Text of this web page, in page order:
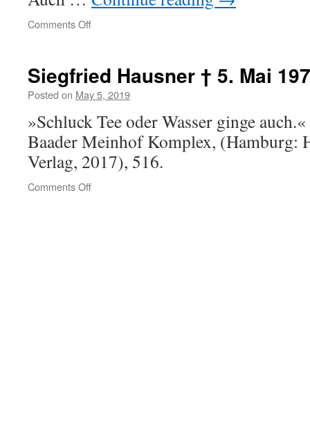
Comments Offon
Siegfried Hausner † 5. Mai
Posted on May 5, 2019
»Schluck Tee oder Wasser ginge
Baader Meinhof Komplex, (Hamburg:
Verlag, 2017), 516.
Comments Offon